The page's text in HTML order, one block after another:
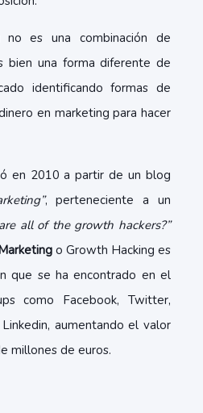
es una combinación de
bien una forma diferente de
identificando formas de
en marketing para hacer
en 2010 a partir de un blog
, perteneciente a un
all of the growth hackers?”
o Growth Hacking es
que se ha encontrado en el
como Facebook, Twitter,
aumentando el valor
millones de euros.